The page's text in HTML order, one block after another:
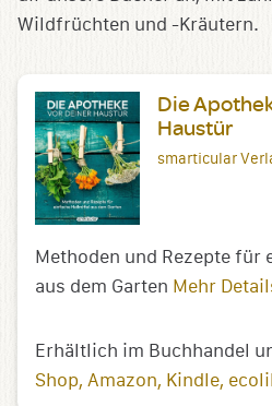
Wildfrüchten und -Kräutern.
Die
Haustür
smarticular
Methoden und Rezepte für
aus dem Garten Mehr
Erhältlich im Buchhandel
Shop Amazon Kindle